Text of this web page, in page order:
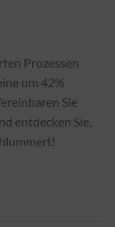
Prozessen
um 42%
Sie
entdecken Sie,